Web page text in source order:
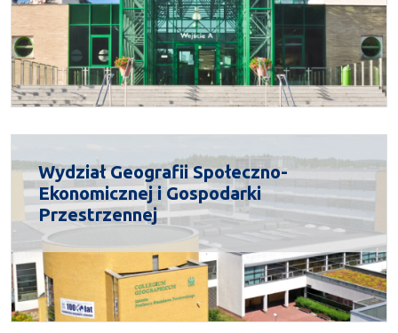
Wydział Geografii Społeczno-
Ekonomicznej i Gospodarki
Przestrzennej